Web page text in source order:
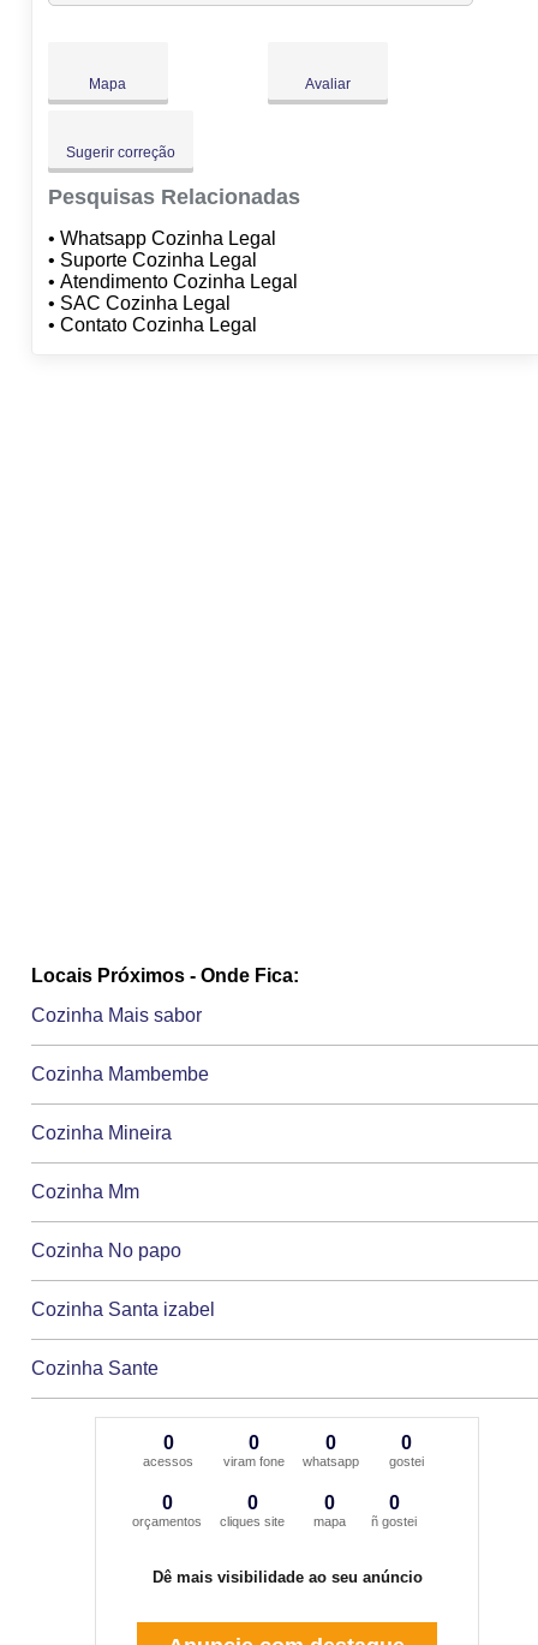
Mapa Avaliar
Sugerir correção
Pesquisas Relacionadas
• Whatsapp Cozinha Legal
• Suporte Cozinha Legal
• Atendimento Cozinha Legal
• SAC Cozinha Legal
• Contato Cozinha Legal
Locais Próximos - Onde Fica:
Cozinha Mais sabor
Cozinha Mambembe
Cozinha Mineira
Cozinha Mm
Cozinha No papo
Cozinha Santa izabel
Cozinha Sante
0
acessos
0
viram fone
0
whatsapp
0
gostei
0
orçamentos
0
cliques site
0
mapa
0
ñ gostei
Dê mais visibilidade ao seu anúncio